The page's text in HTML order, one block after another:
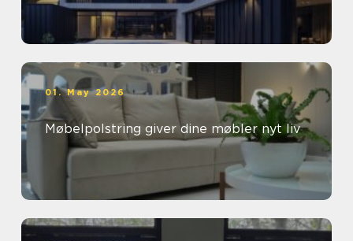
01. May 2026
Møbelpolstring giver dine møbler nyt liv